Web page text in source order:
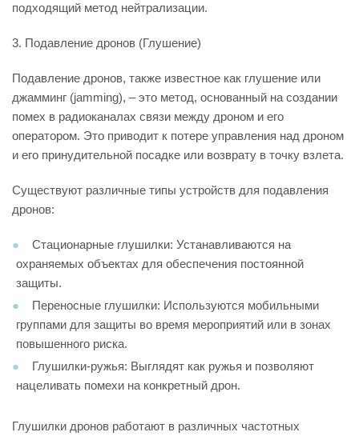
подходящий метод нейтрализации.
3. Подавление дронов (Глушение)
Подавление дронов, также известное как глушение или
джамминг (jamming), – это метод, основанный на создании
помех в радиоканалах связи между дроном и его
оператором. Это приводит к потере управления над дроном
и его принудительной посадке или возврату в точку взлета.
Существуют различные типы устройств для подавления
дронов:
Стационарные глушилки: Устанавливаются на
охраняемых объектах для обеспечения постоянной
защиты.
Переносные глушилки: Используются мобильными
группами для защиты во время мероприятий или в зонах
повышенного риска.
Глушилки-ружья: Выглядят как ружья и позволяют
нацеливать помехи на конкретный дрон.
Глушилки дронов работают в различных частотных